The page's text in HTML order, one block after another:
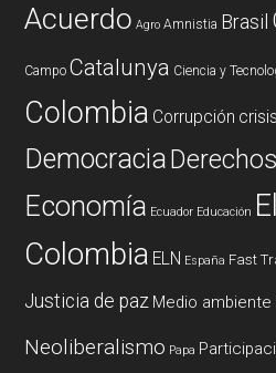
Acuerdo Agro Amnistia Brasil
Campo Catalunya Ciencia y
Colombia Corrupción
Democracia
Economía Ecuador Educación
Colombia ELN España Fast
Justicia de paz Medio ambiente
Neoliberalismo Papa